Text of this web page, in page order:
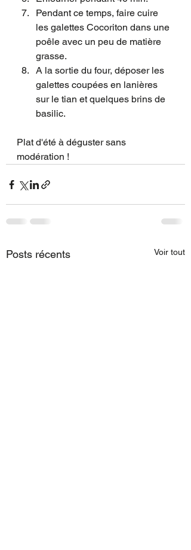
Pendant ce temps, faire cuire
les galettes Cocoriton dans une
poêle avec un peu de matière
grasse.
A la sortie du four, déposer les
galettes coupées en lanières
sur le tian et quelques brins de
basilic.
Plat d'été à déguster sans
modération !
Posts récents Voir tout